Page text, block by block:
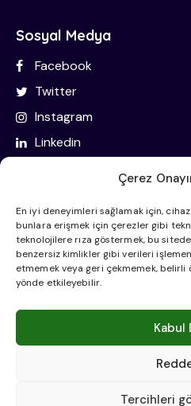
Çerez
En iyi deneyimleri sağlamak için,
bunlara erişmek için çerezler gibi
teknolojilere rıza göstermek, bu
benzersiz kimlikler gibi verileri
etmemek veya geri çekmemek, belirli
yönde etkileyebilir.
Kabul
Tercihleri
Sosyal Medya
Facebook
Twitter
Instagram
Linkedin
İletişim Bilgileri
Oba Mahallesi Eski Gazipaşa
07460 Alanya/Antalya
info@tunahantoksoz.com
+90 242 515 25 28